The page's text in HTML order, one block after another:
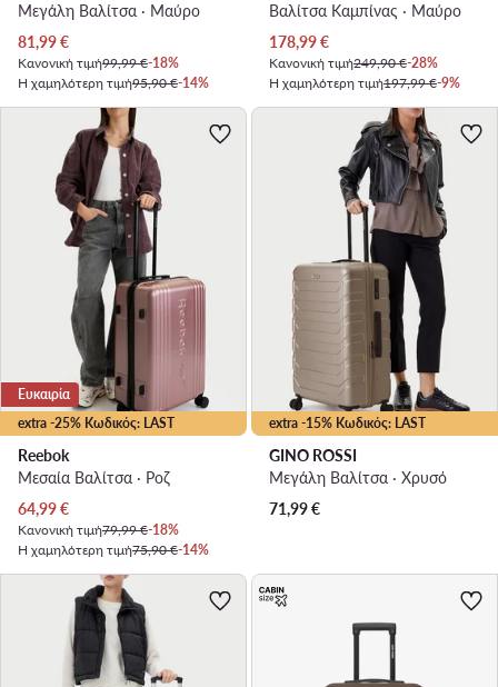
Μεγάλη Βαλίτσα · Μαύρο
Τρέχουσα τιμή
81,99€
Κανονική τιμή99,99 €-18%
Η χαμηλότερη τιμή95,90 €-14%
Βαλίτσα Καμπίνας · Μαύρο
Τρέχουσα τιμή
178,99€
Κανονική τιμή249,90 €-28%
Η χαμηλότερη τιμή197,99 €-9%
extra -25% Κωδικός: LAST
Ευκαιρία
Reebok
Μεσαία Βαλίτσα · Ροζ
Τρέχουσα τιμή
64,99€
Κανονική τιμή79,99 €-18%
Η χαμηλότερη τιμή75,90 €-14%
extra -15% Κωδικός: LAST
GINO ROSSI
Μεγάλη Βαλίτσα · Χρυσό
71,99€